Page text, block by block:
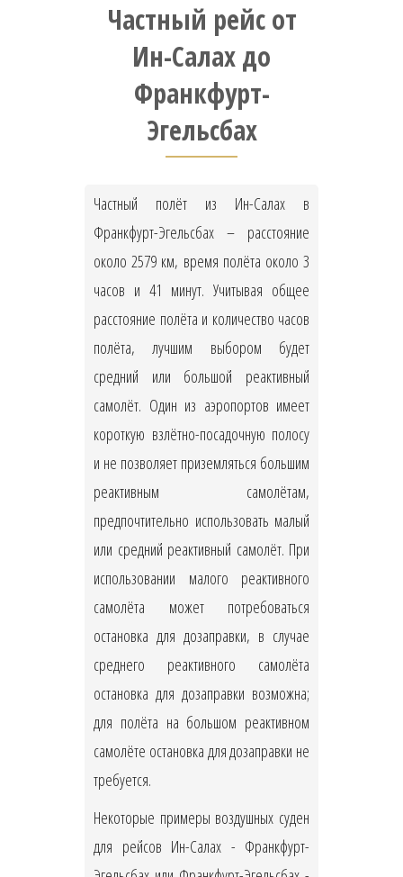
Частный рейс от
Ин-Салах до
Франкфурт-
Эгельсбах
Частный полёт из Ин-Салах в
Франкфурт-Эгельсбах – расстояние
около 2579 км, время полёта около 3
часов и 41 минут. Учитывая общее
расстояние полёта и количество часов
полёта, лучшим выбором будет
средний или большой реактивный
самолёт. Один из аэропортов имеет
короткую взлётно-посадочную полосу
и не позволяет приземляться большим
реактивным самолётам,
предпочтительно использовать малый
или средний реактивный самолёт. При
использовании малого реактивного
самолёта может потребоваться
остановка для дозаправки, в случае
среднего реактивного самолёта
остановка для дозаправки возможна;
для полёта на большом реактивном
самолёте остановка для дозаправки не
требуется.
Некоторые примеры воздушных суден
для рейсов Ин-Салах - Франкфурт-